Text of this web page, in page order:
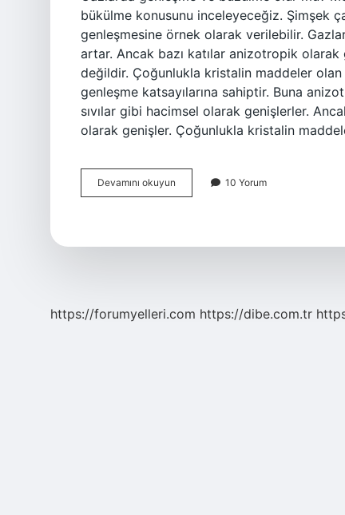
bükülme konusunu inceleyeceğiz. Şimşek
genleşmesine örnek olarak verilebilir.
artar. Ancak bazı katılar anizotropik
değildir. Çoğunlukla kristalin maddeler olan
genleşme katsayılarına sahiptir. Buna
sıvılar gibi hacimsel olarak genişlerler.
olarak genişler. Çoğunlukla kristalin
Devamını okuyun Sıvılarda
Ve
10 Yorum
https://forumyelleri.com https://dibe.com.tr